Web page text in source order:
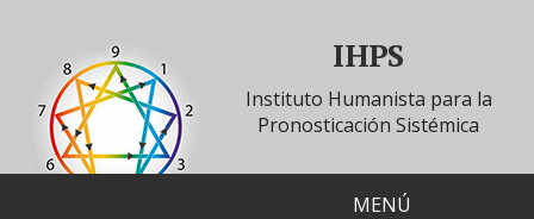
IHPS
Instituto Humanista para la
Pronosticación Sistémica
MENÚ